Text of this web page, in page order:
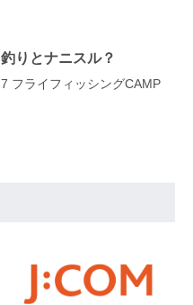
釣りとナニスル？
7 フライフィッシングCAMP